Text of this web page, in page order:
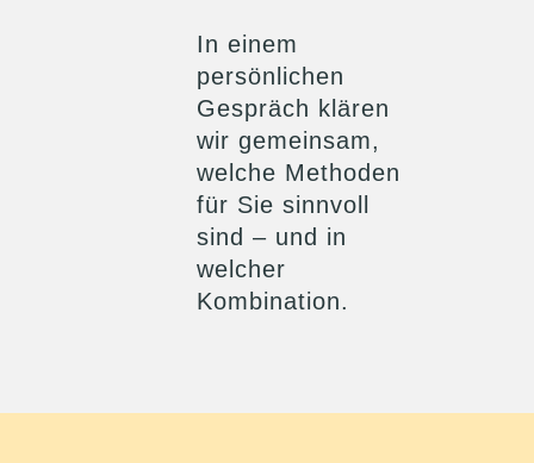
In einem
persönlichen
Gespräch klären
wir gemeinsam,
welche Methoden
für Sie sinnvoll
sind – und in
welcher
Kombination.